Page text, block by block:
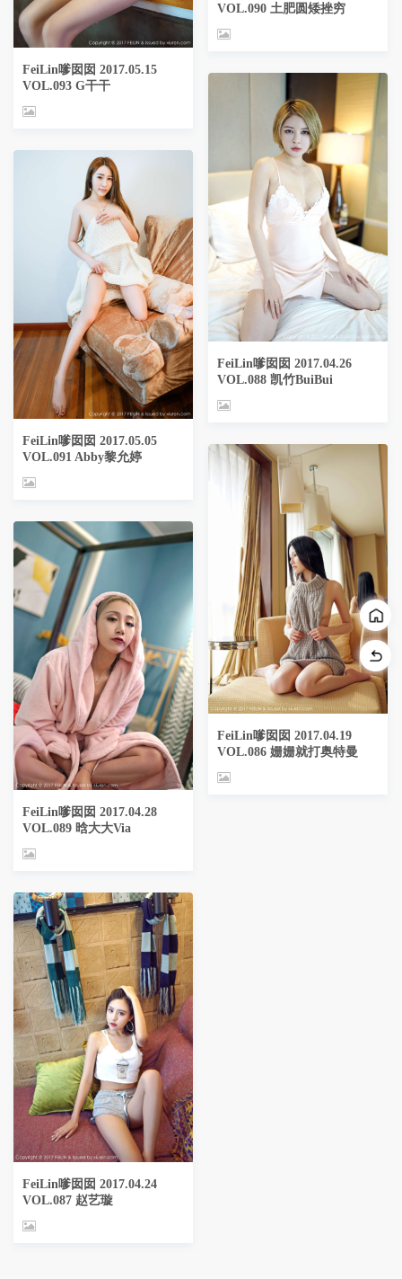
FeiLin嗲囡囡 2017.05.15
VOL.093 G干干
FeiLin嗲囡囡 2017.05.05
VOL.091 Abby黎允婷
FeiLin嗲囡囡 2017.04.28
VOL.089 晗大大Via
FeiLin嗲囡囡 2017.04.24
VOL.087 赵艺璇
VOL.090 土肥圆矮挫穷
FeiLin嗲囡囡 2017.04.26
VOL.088 凯竹BuiBui
FeiLin嗲囡囡 2017.04.19
VOL.086 姗姗就打奥特曼